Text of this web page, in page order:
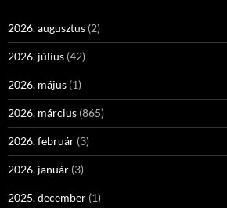
2026. augusztus (2)
2026. július (42)
2026. május (1)
2026. március (865)
2026. február (3)
2026. január (3)
2025. december (1)